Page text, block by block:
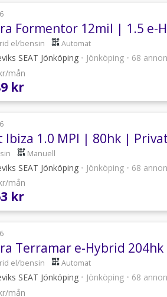
Formentor 12mil | 1.5 e-
el/bensin Automat
SEAT Jönköping • Jönköping • 68
mån
kr
Ibiza 1.0 MPI | 80hk |
Manuell
SEAT Jönköping • Jönköping • 68
mån
kr
Terramar e-Hybrid
el/bensin Automat
SEAT Jönköping • Jönköping • 68
mån